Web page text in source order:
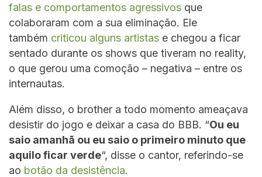
falas e comportamentos agressivos que
colaboraram com a sua eliminação. Ele
também criticou alguns artistas e chegou a ficar
sentado durante os shows que tiveram no reality,
o que gerou uma comoção – negativa – entre os
internautas.
Além disso, o brother a todo momento ameaçava
desistir do jogo e deixar a casa do BBB. “Ou eu
saio amanhã ou eu saio o primeiro minuto que
aquilo ficar verde“, disse o cantor, referindo-se
ao botão da desistência.